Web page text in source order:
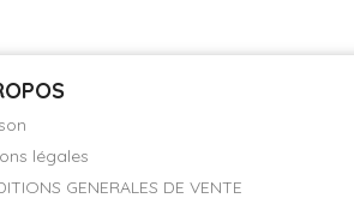
légales
GENERALES DE VENTE